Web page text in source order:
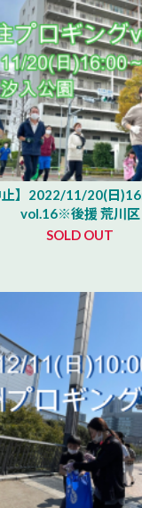
止】2022/11/20(日
vol.16※後援 荒川区
SOLD OUT